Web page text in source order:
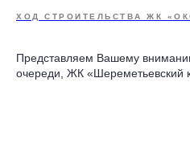
ХОД СТРОИТЕЛЬСТВА ЖК
Представляем Вашему
очереди, ЖК «Шереметьевский